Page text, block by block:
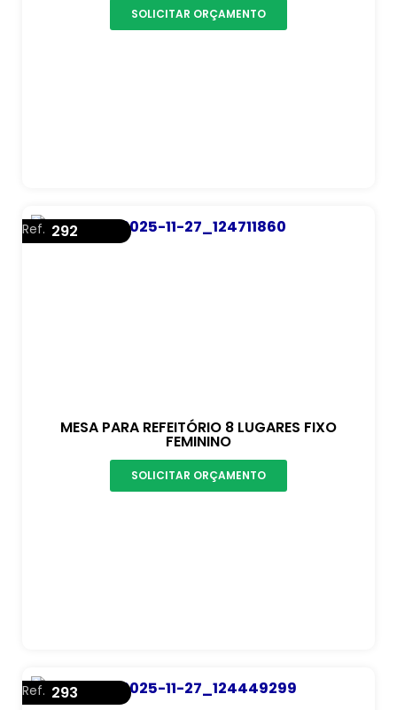
SOLICITAR ORÇAMENTO
MESA PARA REFEITÓRIO 8 LUGARES FIXO
FEMININO
Ref. 292
SOLICITAR ORÇAMENTO
Ref. 293